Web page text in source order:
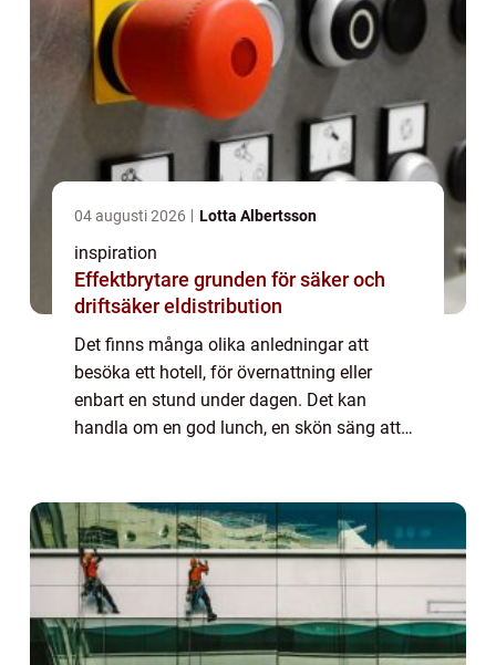
04 augusti 2026 Lotta Albertsson
inspiration
Effektbrytare grunden för säker och
driftsäker eldistribution
Det finns många olika anledningar att
besöka ett hotell, för övernattning eller
enbart en stund under dagen. Det kan
handla om en god lunch, en skön säng att
d...